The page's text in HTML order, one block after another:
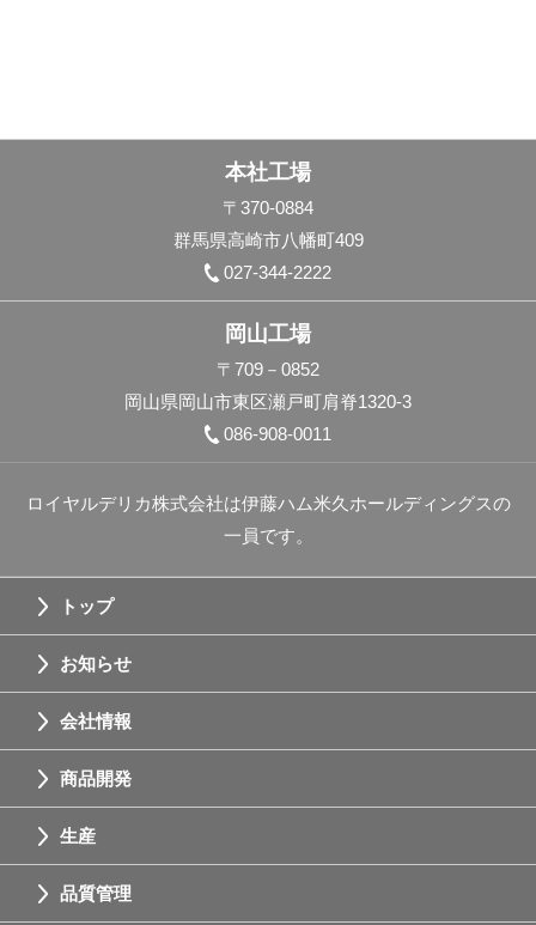
本社工場
〒370-0884
群馬県高崎市八幡町409
027-344-2222
岡山工場
〒709－0852
岡山県岡山市東区瀬戸町肩脊1320-3
086-908-0011
ロイヤルデリカ株式会社は伊藤ハム米久ホールディングスの
一員です。
トップ
お知らせ
会社情報
商品開発
生産
品質管理